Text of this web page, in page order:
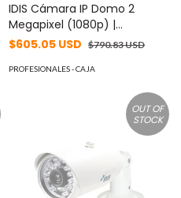
IDIS Cámara IP Domo 2
Megapixel (1080p) |
Antivandalica IK10 | Audio de
Vcc | IR 30m | MicroSD | ICR |
(4.4mm-10mm) MOD: DC-
$605.05 USD $790.83 USD
PROFESIONALES - CAJA
OUT OF
STOCK